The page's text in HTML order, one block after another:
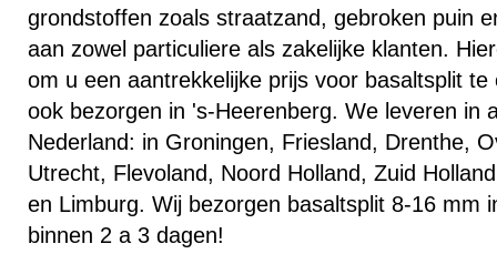
grondstoffen zoals straatzand, gebroken puin
aan zowel particuliere als zakelijke klanten.
om u een aantrekkelijke prijs voor basaltsplit
ook bezorgen in 's-Heerenberg. We leveren in
Nederland: in Groningen, Friesland, Drenthe,
Utrecht, Flevoland, Noord Holland, Zuid
en Limburg. Wij bezorgen basaltsplit 8-16 mm
binnen 2 a 3 dagen!